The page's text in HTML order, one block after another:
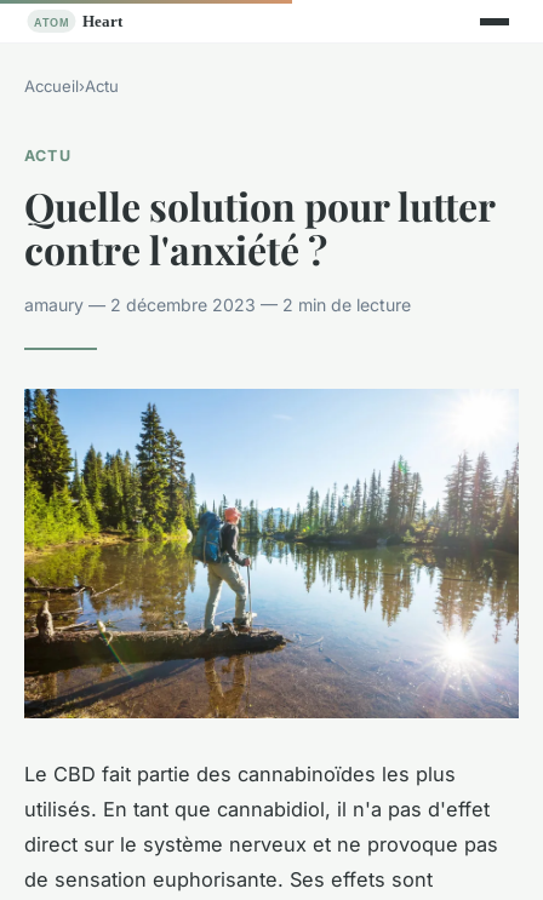
Accueil›Actu
ACTU
Quelle solution pour lutter
contre l'anxiété ?
amaury — 2 décembre 2023 — 2 min de lecture
Le CBD fait partie des cannabinoïdes les plus
utilisés. En tant que cannabidiol, il n'a pas d'effet
direct sur le système nerveux et ne provoque pas
de sensation euphorisante. Ses effets sont